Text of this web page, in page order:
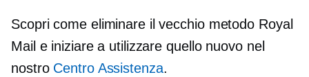
Scopri come eliminare il vecchio metodo Royal
Mail e iniziare a utilizzare quello nuovo nel
nostro Centro Assistenza.